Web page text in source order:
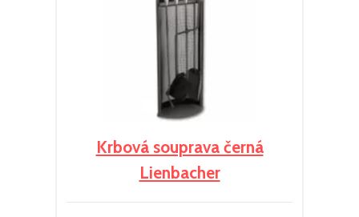
Krbová souprava černá
Lienbacher